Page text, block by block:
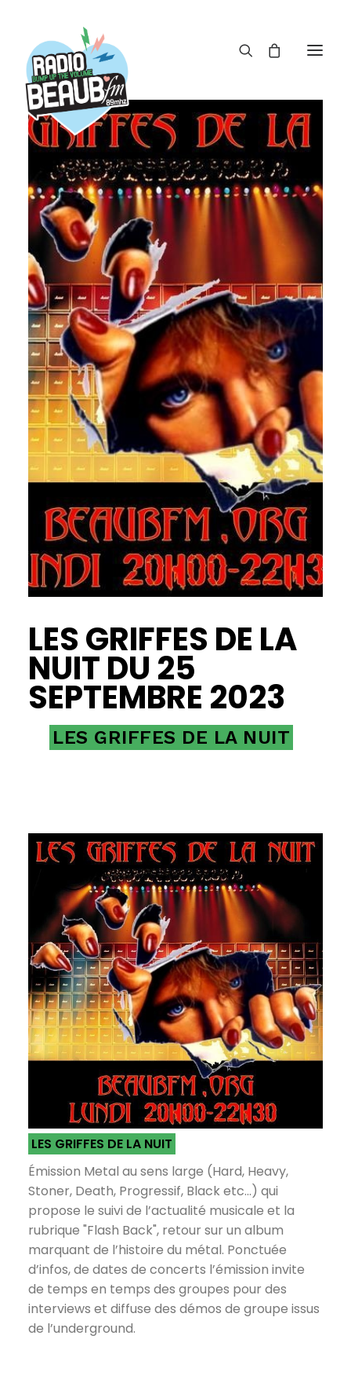
ACTUS
REPLAY
ÉMISSIONS
BOUTIQUE
LES GRIFFES DE LA
NUIT DU 25
SEPTEMBRE 2023
LES GRIFFES DE LA NUIT
LES GRIFFES DE LA NUIT
Émission Metal au sens large (Hard, Heavy,
Stoner, Death, Progressif, Black etc...) qui
propose le suivi de l’actualité musicale et la
rubrique "Flash Back", retour sur un album
marquant de l’histoire du métal. Ponctuée
d’infos, de dates de concerts l’émission invite
de temps en temps des groupes pour des
interviews et diffuse des démos de groupe issus
de l’underground.